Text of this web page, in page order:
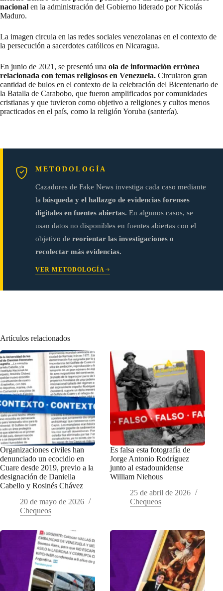
nacional en la administración del Gobierno liderado por Nicolás
Maduro.
La imagen circula en las redes sociales venezolanas en el contexto de
la persecución a sacerdotes católicos en Nicaragua.
En junio de 2021, se presentó una ola de información errónea
relacionada con temas religiosos en Venezuela. Circularon gran
cantidad de bulos en el contexto de la celebración del Bicentenario de
la Batalla de Carabobo, que fueron amplificados por comunidades
cristianas y que tuvieron como objetivo a religiones y cultos menos
practicados en el país, como la religión Yoruba (santería).
METODOLOGÍA
Cazadores de Fake News investiga cada caso mediante
la búsqueda y el hallazgo de evidencias forenses
digitales en fuentes abiertas. En algunos casos, se
usan datos no disponibles en fuentes abiertas con el
objetivo de reorientar las investigaciones o
recolectar más evidencias.
VER METODOLOGÍA
Artículos relacionados
Organizaciones civiles han
denunciado un ecocidio en
Cuare desde 2019, previo a la
designación de Daniella
Cabello y Rosinés Chávez
20 de mayo de 2026
Chequeos
Es falsa esta fotografía de
Jorge Antonio Rodríguez
junto al estadounidense
William Niehous
25 de abril de 2026
Chequeos